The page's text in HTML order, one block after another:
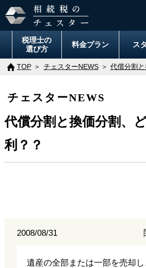
税理士の
選び方
料金プラン ス
TOP チェスターNEWS 代償分割
チェスターNEWS
代償分割と換価分割、
利？？
2008/08/31
遺産の全部または一部を売却